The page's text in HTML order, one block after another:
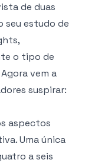
de duas
seu estudo de
o tipo de
vem a
suspirar:
aspectos
Uma única
a seis